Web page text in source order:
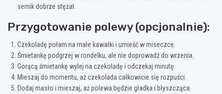
sernik dobrze stężał.
Przygotowanie polewy (opcjonalnie):
Czekoladę połam na małe kawałki i umieść w miseczce.
Śmietankę podgrzej w rondelku, ale nie doprowadź do wrzenia.
Gorącą śmietankę wylej na czekoladę i odczekaj minutę.
Mieszaj do momentu, aż czekolada całkowicie się rozpuści.
Dodaj masło i mieszaj, aż polewa będzie gładka i błyszcząca.